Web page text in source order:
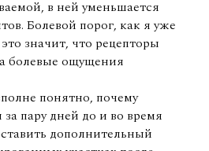
в ней уменьшается
Болевой порог, как я уже
значит, что рецепторы
болевые ощущения
понятно, почему
пару дней до и во время
дополнительный